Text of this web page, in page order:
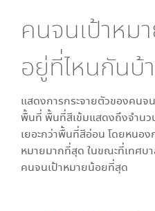
คนจนเป้าหม
อยู่ที่ไหนกันบ้
แสดงการกระจายตัวของคนจ
พื้นที่ พื้นที่สีเข้มแสดงถึงจำนว
เยอะกว่าพื้นที่สีอ่อน โดยหนอง
หมายมากที่สุด ในขณะที่เทศบ
คนจนเป้าหมายน้อยที่สุด